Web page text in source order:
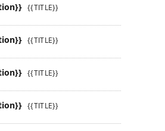
{{TITLE}}
{{TITLE}}
{{TITLE}}
{{TITLE}}